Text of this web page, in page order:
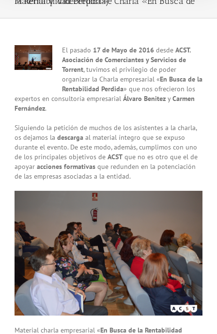
View
Larger
Image
El pasado 17 de Mayo de 2016desde ACST.
Asociación de Comerciantes y Servicios de
Torrent, tuvimos el privilegio de poder
organizar la Charla empresarial «En Busca de la
Rentabilidad Perdida» que nos ofrecieron los
expertos en consultoría empresarial Álvaro Benitez yCarmen
Fernández.
Siguiendo la petición de muchos de los asistentes a la charla,
os dejamos la descarga al material íntegro que se expuso
durante el evento. De este modo, además, cumplimos con uno
de los principales objetivos de ACST que no es otro que el de
apoyar acciones formativas que redunden en la potenciación
de las empresas asociadas a la entidad.
Material charla empresarial «En Busca de la Rentabilidad